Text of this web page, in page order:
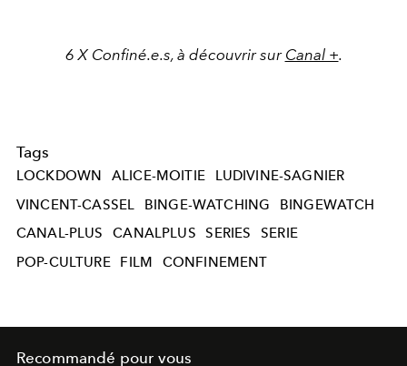
6 X Confiné.e.s, à découvrir sur Canal +.
Tags
LOCKDOWN ALICE-MOITIE
LUDIVINE-SAGNIER
VINCENT-CASSEL
BINGE-WATCHING
BINGEWATCH
CANAL-PLUS
CANALPLUS SERIES
SERIE
POP-CULTURE
FILM CONFINEMENT
Recommandé pour vous